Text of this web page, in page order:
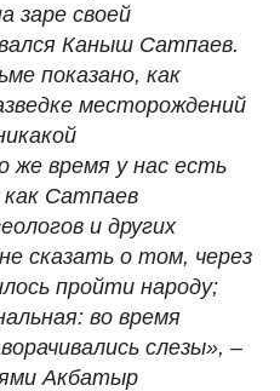
заре своей
Каныш Сатпаев.
показано, как
месторождений
время у нас есть
Сатпаев
и других
сказать о том, через
пройти народу;
во время
слезы», –
Акбатыр